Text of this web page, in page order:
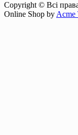
Copyright © Всі
Online Shop byAcme